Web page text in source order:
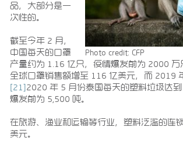
Photo credit: CFP
品，大部分是一
次性的。
截至今年 2 月，
中国每天的口罩
产量约为 1.16 亿只，疫情爆发前为 2000
全球口罩销售额增至 116 亿美元，而 2019
[21]2020 年 5 月份泰国每天的塑料垃圾达
爆发前为 5,500 吨。
在旅游、渔业和运输等行业，塑料泛滥的连
美元。